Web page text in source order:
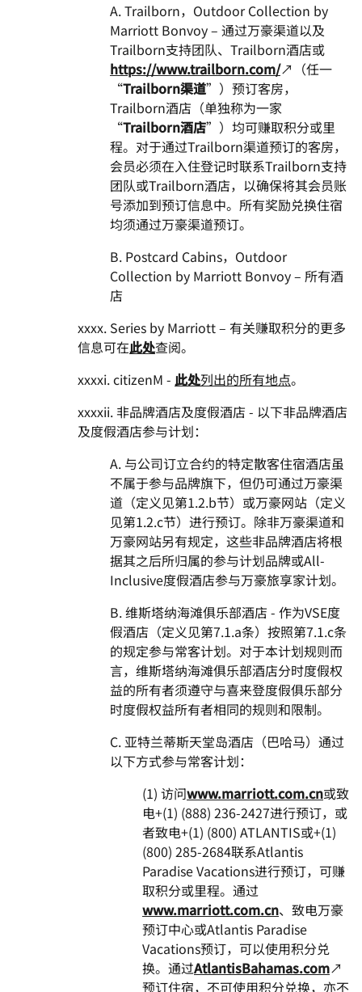
A. Trailborn，Outdoor Collection by
Marriott Bonvoy – 通过万豪渠道以及
Trailborn支持团队、Trailborn酒店或
https://www.trailborn.com/↗（任一
“Trailborn渠道”）预订客房，
Trailborn酒店（单独称为一家
“Trailborn酒店”）均可赚取积分或里
程。对于通过Trailborn渠道预订的客房，
会员必须在入住登记时联系Trailborn支持
团队或Trailborn酒店，以确保将其会员账
号添加到预订信息中。所有奖励兑换住宿
均须通过万豪渠道预订。
B. Postcard Cabins，Outdoor
Collection by Marriott Bonvoy – 所有酒
店
xxxx. Series by Marriott – 有关赚取积分的更多
信息可在此处查阅。
xxxxi. citizenM - 此处列出的所有地点。
xxxxii. 非品牌酒店及度假酒店 - 以下非品牌酒店
及度假酒店参与计划：
A. 与公司订立合约的特定散客住宿酒店虽
不属于参与品牌旗下，但仍可通过万豪渠
道（定义见第1.2.b节）或万豪网站（定义
见第1.2.c节）进行预订。除非万豪渠道和
万豪网站另有规定，这些非品牌酒店将根
据其之后所归属的参与计划品牌或All-
Inclusive度假酒店参与万豪旅享家计划。
B. 维斯塔纳海滩俱乐部酒店 - 作为VSE度
假酒店（定义见第7.1.a条）按照第7.1.c条
的规定参与常客计划。对于本计划规则而
言，维斯塔纳海滩俱乐部酒店分时度假权
益的所有者须遵守与喜来登度假俱乐部分
时度假权益所有者相同的规则和限制。
C. 亚特兰蒂斯天堂岛酒店（巴哈马）通过
以下方式参与常客计划：
(1) 访问www.marriott.com.cn或致
电+(1) (888) 236-2427进行预订，或
者致电+(1) (800) ATLANTIS或+(1)
(800) 285-2684联系Atlantis
Paradise Vacations进行预订，可赚
取积分或里程。通过
www.marriott.com.cn、致电万豪
预订中心或Atlantis Paradise
Vacations预订，可以使用积分兑
换。通过AtlantisBahamas.com↗
预订住宿，不可使用积分兑换，亦不